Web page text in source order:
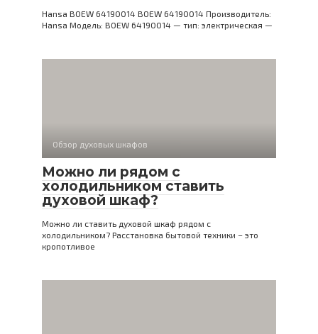
Hansa BOEW 64190014 BOEW 64190014 Производитель:
Hansa Модель: BOEW 64190014 — тип: электрическая —
Обзор духовых шкафов
Можно ли рядом с
холодильником ставить
духовой шкаф?
Можно ли ставить духовой шкаф рядом с
холодильником? Расстановка бытовой техники – это
кропотливое